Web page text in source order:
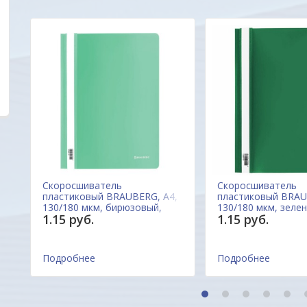
Александр
Скоросшиватель
пластиковый BRAUBERG, А4,
130/180 мкм, бирюзовый,
228675, Россия
1.15 руб.
Подробнее
Скоросшиватель
пластиковый
130/180 мкм,
220414, Россия
1.15 руб.
Подробнее
1 2 3 4 5